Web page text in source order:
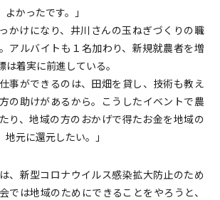
かったです。」
かけになり、井川さんの玉ねぎづくりの職
アルバイトも１名加わり、新規就農者を増
着実に前進している。
事ができるのは、田畑を貸し、技術も教え
の助けがあるから。こうしたイベントで農
り、地域の方のおかげで得たお金を地域の
元に還元したい。」
、新型コロナウイルス感染拡大防止のため
では地域のためにできることをやろうと、